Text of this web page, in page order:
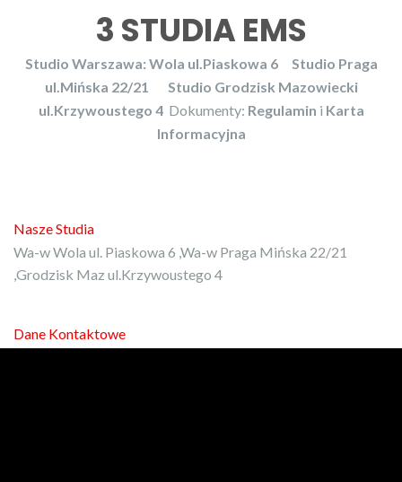
3 STUDIA EMS
Studio Warszawa: Wola ul.Piaskowa 6
Studio Praga
ul.Mińska 22/21
Studio Grodzisk Mazowiecki
ul.Krzywoustego 4 Dokumenty: Regulamin i Karta
Informacyjna
Nasze Studia
Wa-w Wola ul. Piaskowa 6 ,Wa-w Praga Mińska 22/21
,Grodzisk Maz ul.Krzywoustego 4
Dane Kontaktowe